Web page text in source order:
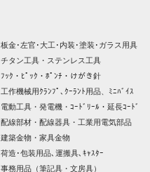
板金･左官･大工･内装･塗装･ガラス用具
チタン工具・ステンレス工具
ﾌｯｸ・ﾋﾟｯｸ・ﾎﾟﾝﾁ・けがき針
工作機械用ｸﾗﾝﾌﾟ､ｸｰﾗﾝﾄ用品、ﾐﾆﾊﾞｲｽ
電動工具・発電機・ｺｰﾄﾞﾘｰﾙ・延長ｺｰﾄﾞ
配線部材・配線器具・工業用電気部品
建築金物・家具金物
荷造･包装用品､運搬具､ｷｬｽﾀｰ
事務用品（筆記具・文房具）